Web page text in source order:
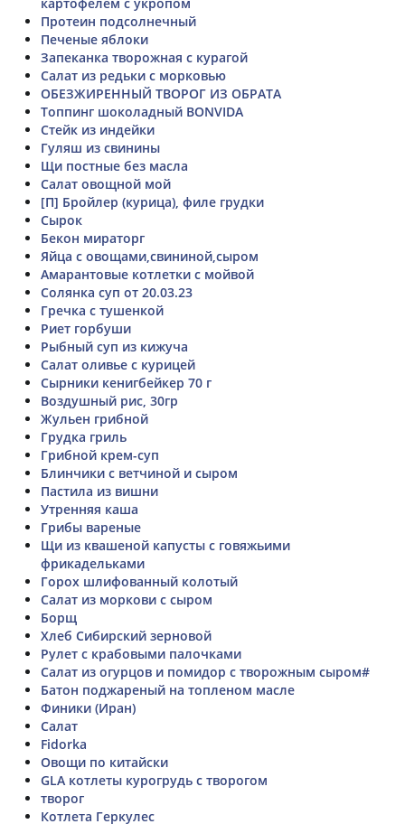
Протеин подсолнечный
Печеные яблоки
Запеканка творожная с курагой
Салат из редьки с морковью
ОБЕЗЖИРЕННЫЙ ТВОРОГ ИЗ ОБРАТА
Топпинг шоколадный BONVIDA
Стейк из индейки
Гуляш из свинины
Щи постные без масла
Салат овощной мой
[П] Бройлер (курица), филе грудки
Сырок
Бекон мираторг
Яйца с овощами,свининой,сыром
Амарантовые котлетки с мойвой
Солянка суп от 20.03.23
Гречка с тушенкой
Риет горбуши
Рыбный суп из кижуча
Салат оливье с курицей
Сырники кенигбейкер 70 г
Воздушный рис, 30гр
Жульен грибной
Грудка гриль
Грибной крем-суп
Блинчики с ветчиной и сыром
Пастила из вишни
Утренняя каша
Грибы вареные
Щи из квашеной капусты с говяжьими
фрикадельками
Горох шлифованный колотый
Салат из моркови с сыром
Борщ
Хлеб Сибирский зерновой
Рулет с крабовыми палочками
Салат из огурцов и помидор с творожным сыром#
Батон поджареный на топленом масле
Финики (Иран)
Салат
Fidorka
Овощи по китайски
GLA котлеты курогрудь с творогом
творог
Котлета Геркулес